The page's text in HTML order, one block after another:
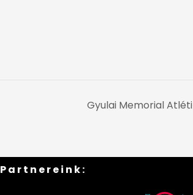
Gyulai Memorial
Partnereink: